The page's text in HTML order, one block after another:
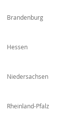
Brandenburg
Hessen
Niedersachsen
Rheinland-Pfalz